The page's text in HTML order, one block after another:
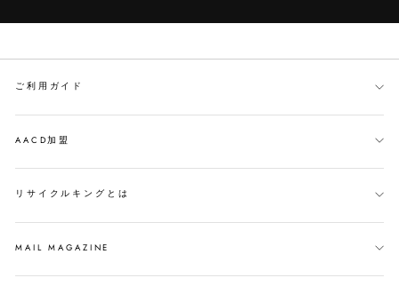
ご利用ガイド
AACD加盟
リサイクルキングとは
MAIL MAGAZINE